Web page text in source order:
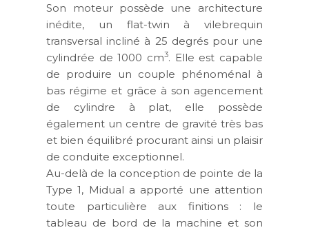
Son moteur possède une architecture
inédite, un flat-twin à vilebrequin
transversal incliné à 25 degrés pour une
cylindrée de 1000 cm3. Elle est capable
de produire un couple phénoménal à
bas régime et grâce à son agencement
de cylindre à plat, elle possède
également un centre de gravité très bas
et bien équilibré procurant ainsi un plaisir
de conduite exceptionnel.
Au-delà de la conception de pointe de la
Type 1, Midual a apporté une attention
toute particulière aux finitions : le
tableau de bord de la machine et son